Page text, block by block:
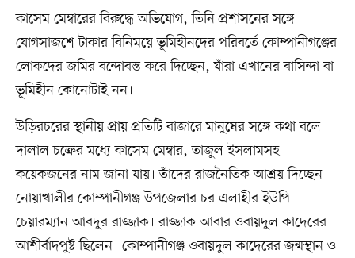
কাসেম মেম্বারের বিরুদ্ধে অভিযোগ, তিনি প্রশাসনের সঙ্গে
যোগসাজশে টাকার বিনিময়ে ভূমিহীনদের পরিবর্তে কোম্পানীগঞ্জের
লোকদের জমির বন্দোবস্ত করে দিচ্ছেন, যাঁরা এখানের বাসিন্দা বা
ভূমিহীন কোনোটাই নন।
উড়িরচরের স্থানীয় প্রায় প্রতিটি বাজারে মানুষের সঙ্গে কথা বলে
দালাল চক্রের মধ্যে কাসেম মেম্বার, তাজুল ইসলামসহ
কয়েকজনের নাম জানা যায়। তাঁদের রাজনৈতিক আশ্রয় দিচ্ছেন
নোয়াখালীর কোম্পানীগঞ্জ উপজেলার চর এলাহীর ইউপি
চেয়ারম্যান আবদুর রাজ্জাক। রাজ্জাক আবার ওবায়দুল কাদেরের
আশীর্বাদপুষ্ট ছিলেন। কোম্পানীগঞ্জ ওবায়দুল কাদেরের জন্মস্থান ও